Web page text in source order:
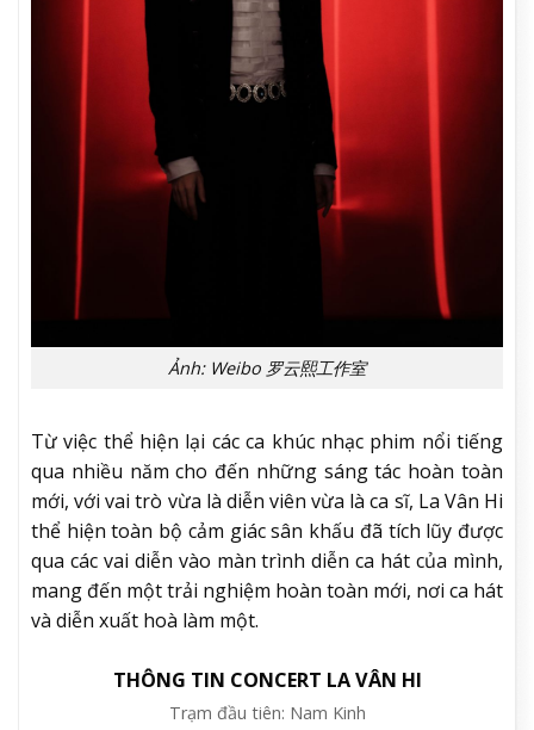
Ảnh: Weibo 罗云熙工作室
Từ việc thể hiện lại các ca khúc nhạc phim nổi tiếng
qua nhiều năm cho đến những sáng tác hoàn toàn
mới, với vai trò vừa là diễn viên vừa là ca sĩ, La Vân Hi
thể hiện toàn bộ cảm giác sân khấu đã tích lũy được
qua các vai diễn vào màn trình diễn ca hát của mình,
mang đến một trải nghiệm hoàn toàn mới, nơi ca hát
và diễn xuất hoà làm một.
THÔNG TIN CONCERT LA VÂN HI
Trạm đầu tiên: Nam Kinh